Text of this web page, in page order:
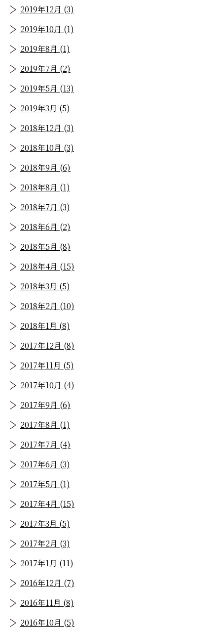
2019年12月 (3)
2019年10月 (1)
2019年8月 (1)
2019年7月 (2)
2019年5月 (13)
2019年3月 (5)
2018年12月 (3)
2018年10月 (3)
2018年9月 (6)
2018年8月 (1)
2018年7月 (3)
2018年6月 (2)
2018年5月 (8)
2018年4月 (15)
2018年3月 (5)
2018年2月 (10)
2018年1月 (8)
2017年12月 (8)
2017年11月 (5)
2017年10月 (4)
2017年9月 (6)
2017年8月 (1)
2017年7月 (4)
2017年6月 (3)
2017年5月 (1)
2017年4月 (15)
2017年3月 (5)
2017年2月 (3)
2017年1月 (11)
2016年12月 (7)
2016年11月 (8)
2016年10月 (5)